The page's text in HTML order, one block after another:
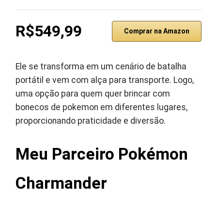
R$549,99 Comprar na Amazon
Ele se transforma em um cenário de batalha
portátil e vem com alça para transporte. Logo,
uma opção para quem quer brincar com
bonecos de pokemon em diferentes lugares,
proporcionando praticidade e diversão.
Meu Parceiro Pokémon
Charmander